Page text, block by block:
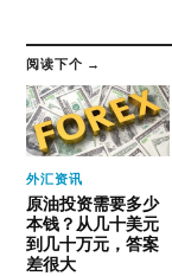
阅读下个 →
外汇资讯
原油投资需要多少
本钱？从几十美元
到几十万元，答案
差很大